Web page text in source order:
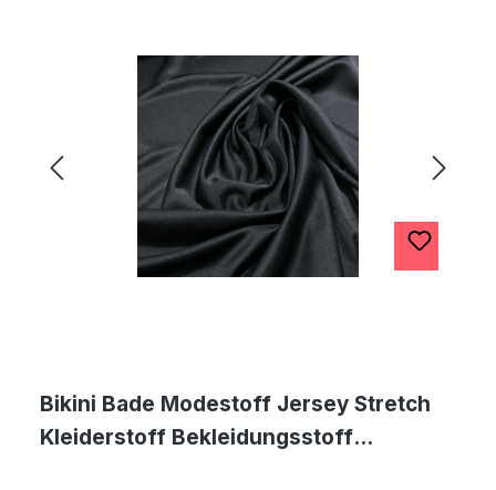
Bikini Bade Modestoff Jersey Stretch
Kleiderstoff Bekleidungsstoff